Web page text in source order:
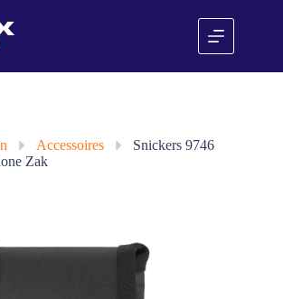
» Accessoires »
Snickers 9746
Zak